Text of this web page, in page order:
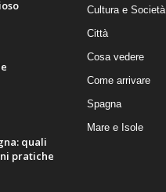
quali
pratiche
Cultura e Società
Città
Cosa vedere
Come arrivare
Spagna
Mare e Isole